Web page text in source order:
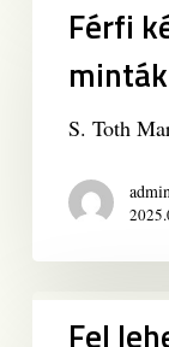
családi
mintákban
Férfi
S. Toth
lehet-Fel